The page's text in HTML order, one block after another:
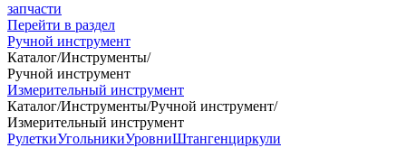
запчасти
Перейти в раздел
Ручной инструмент
Каталог/Инструменты/
Ручной инструмент
Измерительный инструмент
Каталог/Инструменты/Ручной инструмент/
Измерительный инструмент
РулеткиУгольникиУровниШтангенциркули